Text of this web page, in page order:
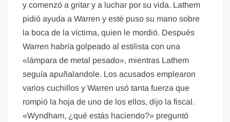
y comenzó a gritar y a luchar por su vida. Lathem
pidió ayuda a Warren y esté puso su mano sobre
la boca de la víctima, quien le mordió. Después
Warren habría golpeado al estilista con una
«lámpara de metal pesado», mientras Lathem
seguía apuñalandole. Los acusados emplearon
varios cuchillos y Warren usó tanta fuerza que
rompió la hoja de uno de los ellos, dijo la fiscal.
«Wyndham, ¿qué estás haciendo?» preguntó